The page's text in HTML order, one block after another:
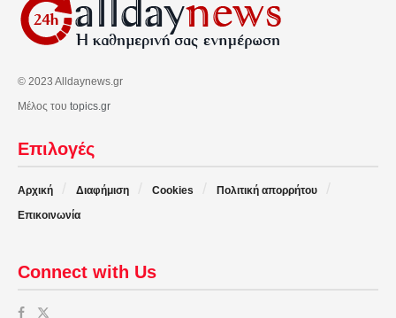
© 2023 Alldaynews.gr
Μέλος του topics.gr
Επιλογές
Αρχική Διαφήμιση Cookies
Πολιτική απορρήτου
Επικοινωνία
Connect with Us